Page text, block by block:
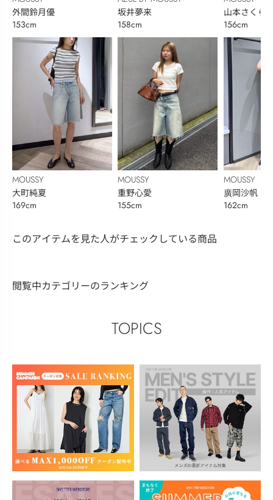
外間鈴月優
153cm
MOUSSY
大町純夏
169cm
坂井夢来
158cm
MOUSSY
重野心愛
155cm
山本さくら
156cm
MOUSSY
廣岡沙帆
162cm
このアイテムを見た人がチェックしている商品
閲覧中カテゴリーのランキング
TOPICS